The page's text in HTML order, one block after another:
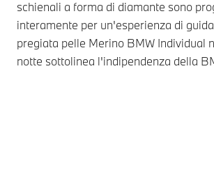
schienali a forma di diamante sono
interamente per un'esperienza di
pregiata pelle Merino BMW Individual
notte sottolinea l'indipendenza della